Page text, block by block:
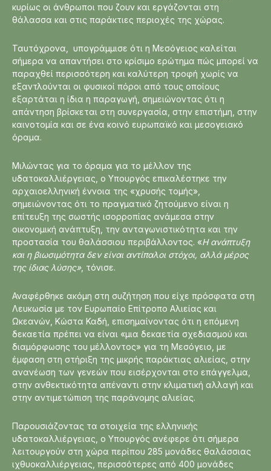
κυρίως οι άνθρωποι που ζουν και εργάζονται στη
θάλασσα και στις παράκτιες περιοχές της χώρας.
Ταυτόχρονα, υπογράμμισε ότι η Μεσόγειος καλείται
σήμερα να απαντήσει στο κρίσιμο ερώτημα πώς μπορεί να
παραχθεί περισσότερη και καλύτερη τροφή χωρίς να
εξαντλούνται οι φυσικοί πόροι από τους οποίους
εξαρτάται η ίδια η παραγωγή, σημειώνοντας ότι η
απάντηση βρίσκεται στη συνεργασία, στην επιστήμη, στην
καινοτομία και σε ένα κοινό ευρωπαϊκό και μεσογειακό
όραμα.
Μιλώντας για το όραμα για το μέλλον της
υδατοκαλλιέργειας, ο Υπουργός επικαλέστηκε την
αρχαιοελληνική έννοια της «χρυσής τομής»,
σημειώνοντας ότι το πραγματικό ζητούμενο είναι η
επίτευξη της σωστής ισορροπίας ανάμεσα στην
οικονομική ανάπτυξη, την ανταγωνιστικότητα και την
προστασία του θαλάσσιου περιβάλλοντος. «Η ανάπτυξη
και η βιωσιμότητα δεν είναι αντίπαλοι στόχοι, αλλά μέρος
της ίδιας λύσης», τόνισε.
Αναφέρθηκε ακόμη στη συζήτηση που είχε πρόσφατα στη
Λευκωσία με τον Ευρωπαίο Επίτροπο Αλιείας και
Ωκεανών, Κώστα Καδή, επισημαίνοντας ότι η επόμενη
δεκαετία πρέπει να είναι «μια δεκαετία σχεδιασμού και
διαμόρφωσης του μέλλοντος» για τη Μεσόγειο, με
έμφαση στη στήριξη της μικρής παράκτιας αλιείας, στην
ανανέωση των γενεών που εισέρχονται στο επάγγελμα,
στην ανθεκτικότητα απέναντι στην κλιματική αλλαγή και
στην αντιμετώπιση της παράνομης αλιείας.
Παρουσιάζοντας τα στοιχεία της ελληνικής
υδατοκαλλιέργειας, ο Υπουργός ανέφερε ότι σήμερα
λειτουργούν στη χώρα περίπου 285 μονάδες θαλάσσιας
ιχθυοκαλλιέργειας, περισσότερες από 400 μονάδες